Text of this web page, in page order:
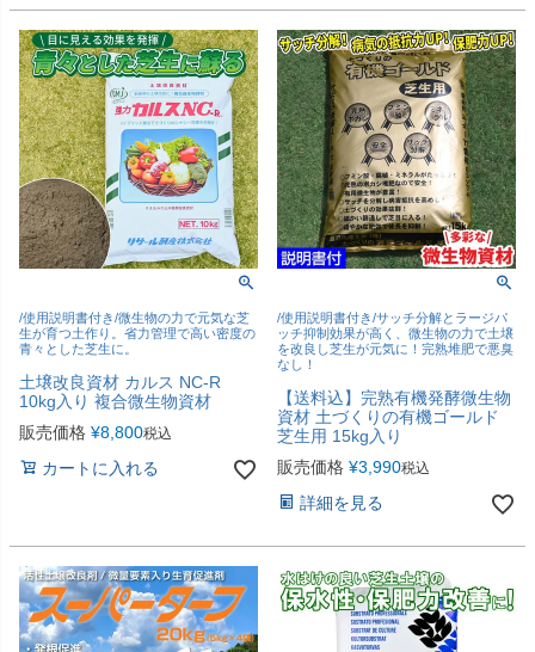
/使用説明書付き/微生物の力で元気な芝
生が育つ土作り。省力管理で高い密度の
青々とした芝生に。
土壌改良資材 カルス NC-R
10kg入り 複合微生物資材
販売価格 ¥8,800税込
カートに入れる
/使用説明書付き/サッチ分解とラージパ
ッチ抑制効果が高く、微生物の力で土壌
を改良し芝生が元気に！完熟堆肥で悪臭
なし！
【送料込】完熟有機発酵微生物
資材 土づくりの有機ゴールド
芝生用 15kg入り
販売価格 ¥3,990税込
詳細を見る